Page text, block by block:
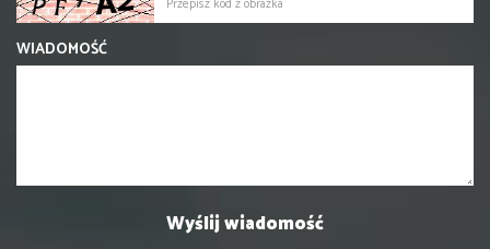
WIADOMOŚĆ